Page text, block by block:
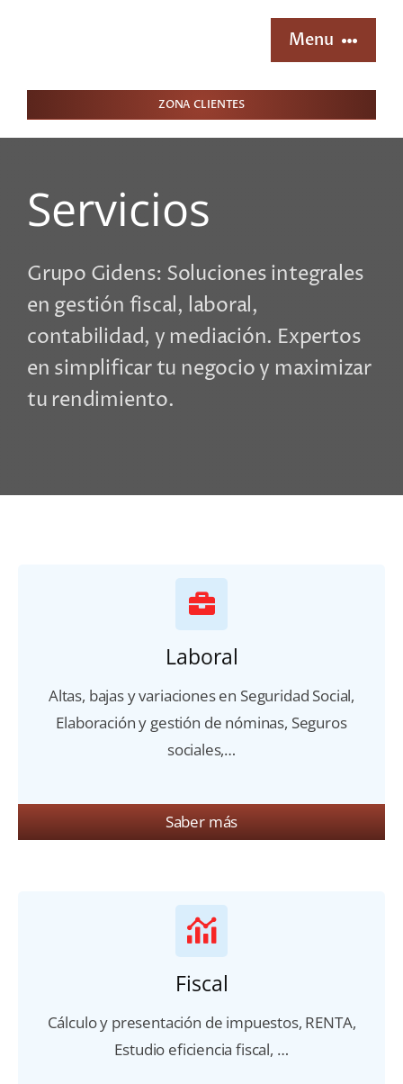
Menu
Inicio
Contacto
Consultorio
ZONA CLIENTES
Servicios
Grupo Gidens: Soluciones integrales
en gestión fiscal, laboral,
contabilidad, y mediación. Expertos
en simplificar tu negocio y maximizar
tu rendimiento.
Laboral
Altas, bajas y variaciones en Seguridad Social,
Elaboración y gestión de nóminas, Seguros
sociales,…
Saber más
Fiscal
Cálculo y presentación de impuestos, RENTA,
Estudio eficiencia fiscal, …